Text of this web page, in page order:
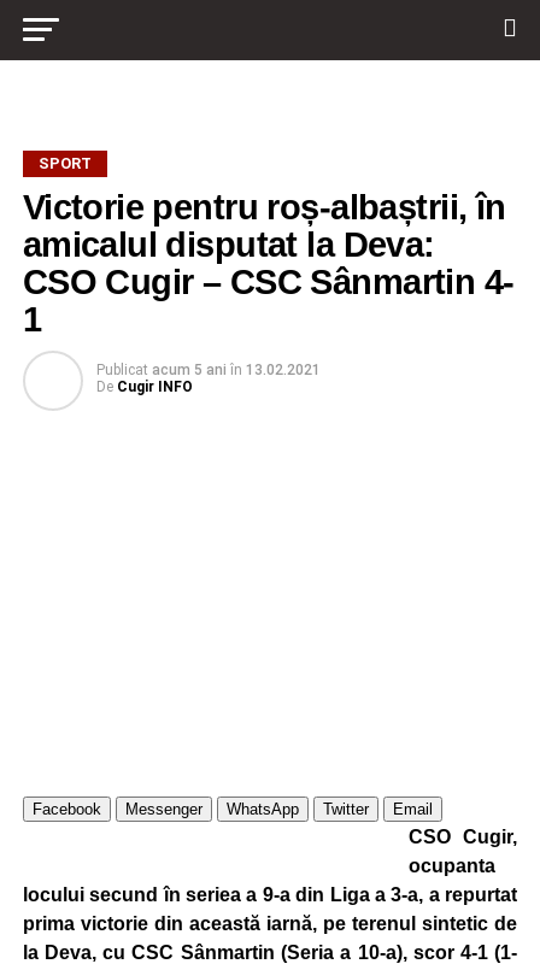
SPORT
Victorie pentru roș-albaștrii, în
amicalul disputat la Deva:
CSO Cugir – CSC Sânmartin 4-
1
Publicat acum 5 ani în 13.02.2021
De Cugir INFO
Facebook Messenger WhatsApp Twitter Email
CSO Cugir,
ocupanta
locului secund în seriea a 9-a din Liga a 3-a, a repurtat
prima victorie din această iarnă, pe terenul sintetic de
la Deva, cu CSC Sânmartin (Seria a 10-a), scor 4-1 (1-